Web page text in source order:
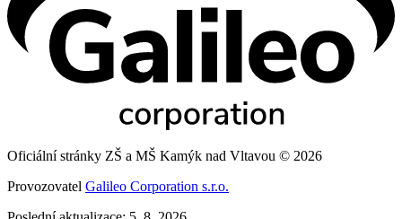
Oficiální stránky ZŠ a MŠ Kamýk nad Vltavou © 2026
Provozovatel Galileo Corporation s.r.o.